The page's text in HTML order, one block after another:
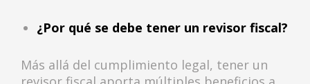
¿Por qué se debe tener un revisor fiscal?
Más allá del cumplimiento legal, tener un